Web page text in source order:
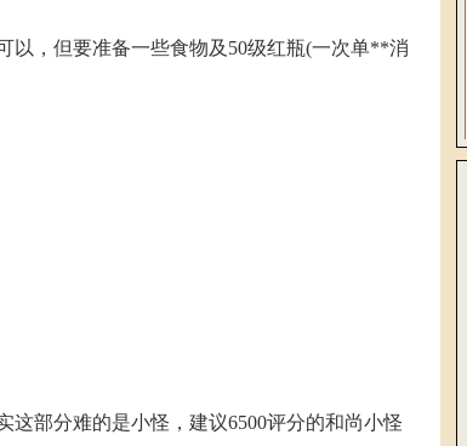
，但要准备一些食物及50级红瓶(一次单**消
部分难的是小怪，建议6500评分的和尚小怪